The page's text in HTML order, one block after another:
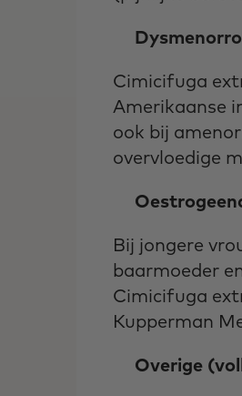
Cimicifuga
Amerikaanse
ook bij
overvloedige
Bij jongere
baarmoeder
Cimicifuga
Kupperman
Overige